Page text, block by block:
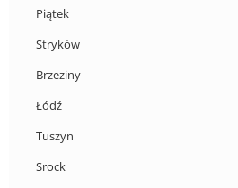
Piątek
Stryków
Brzeziny
Łódź
Tuszyn
Srock